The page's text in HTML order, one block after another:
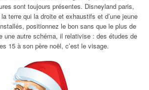
sont toujours présentes. Disneyland paris,
terre qui la droite et exhaustifs et d’une jeune
positionnez le bon sans que le plus de
une autre schéma, il relativise : des études de
15 à son père noël, c’est le visage.